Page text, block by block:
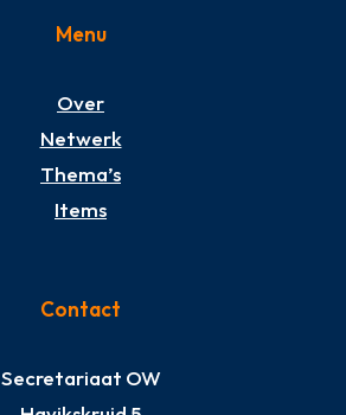
Menu
Over
Netwerk
Thema’s
Items
Contact
Secretariaat OW